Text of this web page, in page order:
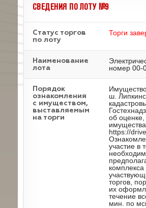
СВЕДЕНИЯ ПО ЛОТУ №9
Статус торгов
по лоту
Торги
Наименование
лота
номер 00-
Порядок
ознакомления
с имуществом,
выставляемым
на торги
ш.
об
https://
участие в
торгов,
их
течение
мин. по